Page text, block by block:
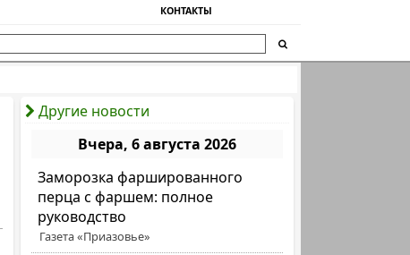
КОНТАКТЫ
Другие новости
Вчера, 6 августа 2026
Заморозка фаршированного
перца с фаршем: полное
руководство
Газета «Приазовье»